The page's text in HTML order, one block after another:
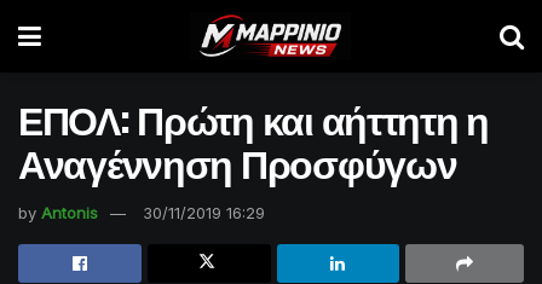
ΕΠΟΛ: Πρώτη και αήττητη η
Αναγέννηση Προσφύγων
by Antonis 30/11/2019 16:29